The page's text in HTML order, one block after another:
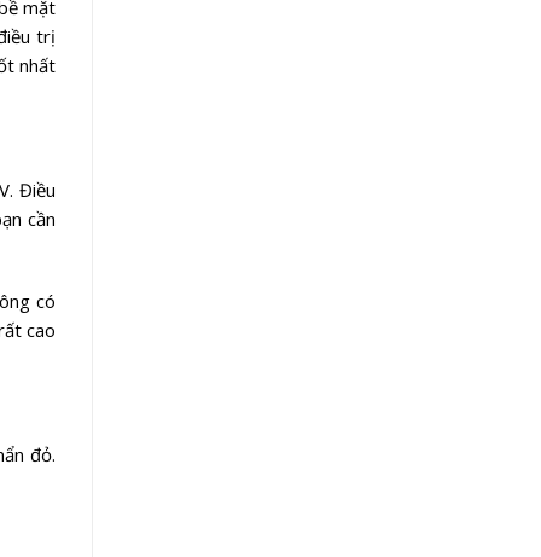
mặt
trị
nhất
Điều
cần
có
cao
đỏ.